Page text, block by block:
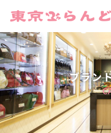
ブラン